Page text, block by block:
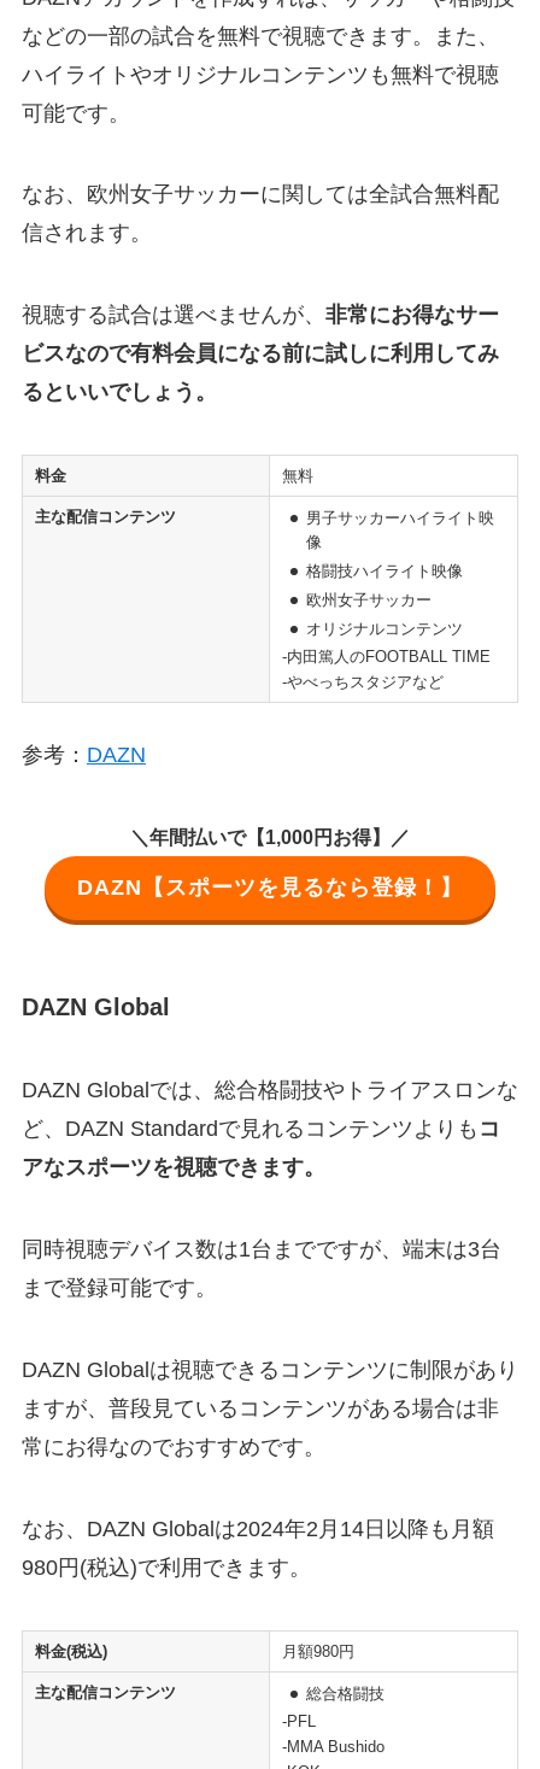
などの一部の試合を無料で視聴できます。また、
ハイライトやオリジナルコンテンツも無料で視聴
可能です。
なお、欧州女子サッカーに関しては全試合無料配
信されます。
視聴する試合は選べませんが、 非常にお得なサー
ビスなので有料会員になる前に試しに利用してみ
るといいでしょう。
料金 無料
主な配信コンテンツ
男子サッカーハイライト映
像
格闘技ハイライト映像
欧州女子サッカー
オリジナルコンテンツ
-内田篤人のFOOTBALL TIME
-やべっちスタジアなど
参考： DAZN
＼年間払いで【1,000円お得】／
DAZN【スポーツを見るなら登録！】
DAZN Global
DAZN Globalでは、総合格闘技やトライアスロンな
ど、DAZN Standardで見れるコンテンツよりも コ
アなスポーツを視聴できます。
同時視聴デバイス数は1台までですが、端末は3台
まで登録可能です。
DAZN Globalは視聴できるコンテンツに制限があり
ますが、普段見ているコンテンツがある場合は非
常にお得なのでおすすめです。
なお、DAZN Globalは2024年2月14日以降も月額
980円(税込)で利用できます。
料金(税込) 月額980円
主な配信コンテンツ
総合格闘技
-PFL
-MMA Bushido